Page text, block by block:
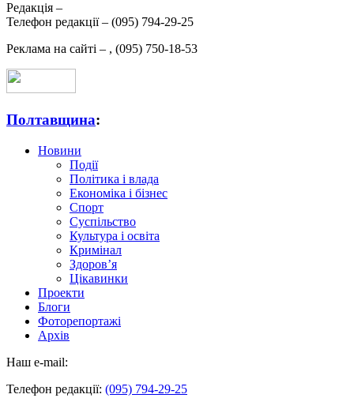
Редакція –
Телефон редакції – (095) 794-29-25
Реклама на сайті – , (095) 750-18-53
Полтавщина:
Новини
Події
Політика і влада
Економіка і бізнес
Спорт
Суспільство
Культура і освіта
Кримінал
Здоров’я
Цікавинки
Проекти
Блоги
Фоторепортажі
Архів
Наш e-mail:
Телефон редакції: (095) 794-29-25